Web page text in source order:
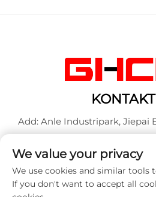
Add: Anle Industripark, Jiepai
WhatsApp: +86-17712827320
E-mail:[email protected]
We value your privacy
We use cookies and similar tools
If you don't want to accept all